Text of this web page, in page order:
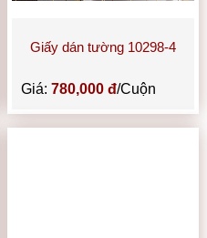
Giấy dán tường 10298-4
Giá: 780,000 đ/Cuộn